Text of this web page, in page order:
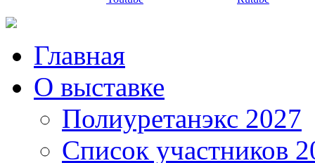
Главная
О выставке
Полиуретанэкс 2027
Список участников